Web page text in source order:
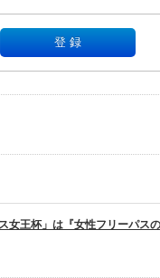
ス女王杯」は『女性フリーパス